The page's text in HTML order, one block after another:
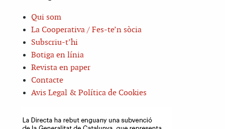
Qui som
La Cooperativa / Fes-te’n sòcia
Subscriu-t’hi
Botiga en línia
Revista en paper
Contacte
Avis Legal & Política de Cookies